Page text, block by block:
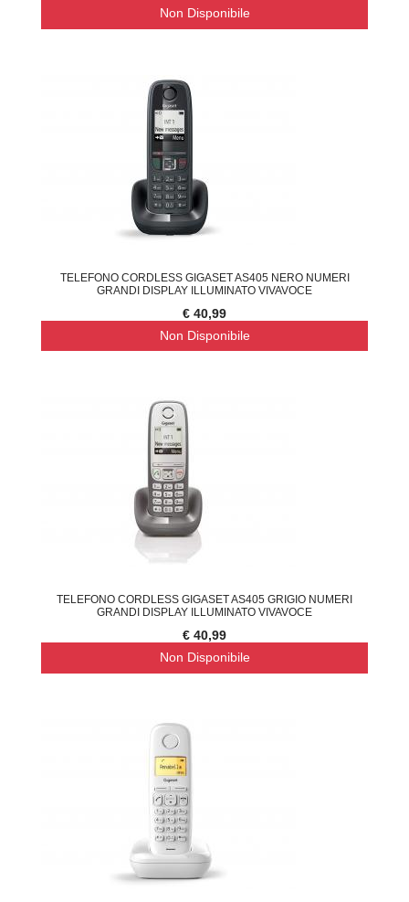
Non Disponibile
TELEFONO CORDLESS GIGASET AS405 NERO NUMERI
GRANDI DISPLAY ILLUMINATO VIVAVOCE
€ 40,99
Non Disponibile
TELEFONO CORDLESS GIGASET AS405 GRIGIO NUMERI
GRANDI DISPLAY ILLUMINATO VIVAVOCE
€ 40,99
Non Disponibile